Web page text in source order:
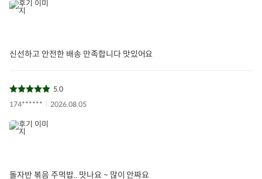
신선하고 안전한 배송 만족합니다 맛있어요
5.0
174******
2026.08.05
돌자반 볶음 주먹밥.. 맛나요 ~ 많이 안짜요